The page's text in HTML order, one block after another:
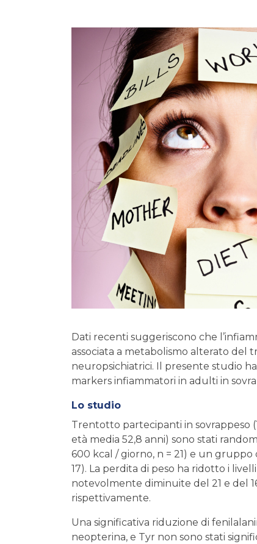
Dati recenti suggeriscono che
associata a metabolismo alterato del
neuropsichiatrici. Il presente studio
markers infiammatori in adulti in
Lo studio
Trentotto partecipanti in sovrappeso
età media 52,8 anni) sono stati
600 kcal / giorno, n = 21) e un gruppo
17). La perdita di peso ha ridotto i
notevolmente diminuite del 21 e del
rispettivamente.
Una significativa riduzione di
neopterina, e Tyr non sono stati